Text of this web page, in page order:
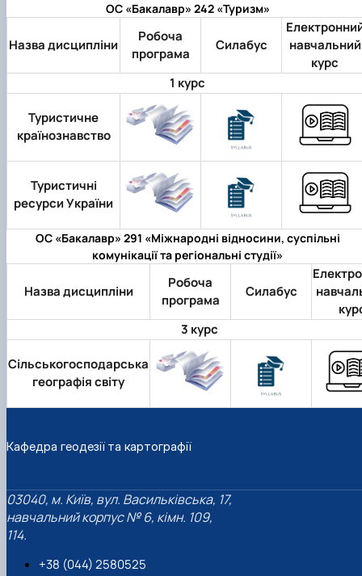
ОС «Бакалавр» 242 «Туризм»
Назва дисципліни
Робоча
програма
Силабус
навчальний
курс
1 курс
Туристичне
країнознавство
Туристичні
ресурси України
ОС «Бакалавр» 291 «Міжнародні відносини, суспільні
комунікації та регіональні студії»
Назва дисципліни
Робоча
програма
Силабус
3 курс
Сільськогосподарська
географія світу
Кафедра геодезії та картографії
03040, м. Київ, вул. Васильківська, 17,
навчальний корпус № 6, кімн. 109,
114.
+38 (044) 2580525